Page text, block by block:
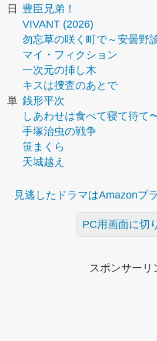
日
豊臣兄弟！
VIVANT (2026)
勿忘草の咲く町で～安曇野
マイ・フィクション
一次元の挿し木
キスは捜査のあとで
単 銭形平次
しあわせは食べて寝て待て
手塚治虫の戦争
笹まくら
天城越え
見逃したドラマはAmazonプ
PC用画面に切
スポンサーリ